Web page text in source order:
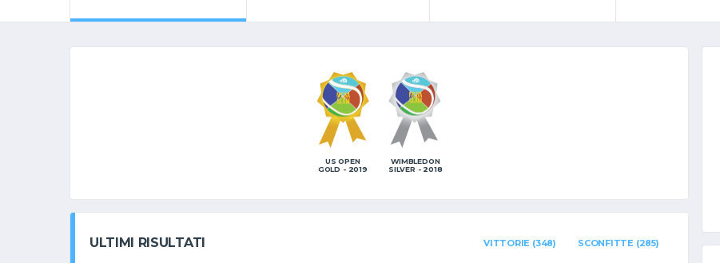
US OPEN
GOLD - 2019
WIMBLEDON
SILVER - 2018
ULTIMI RISULTATI VITTORIE (348) SCONFITTE (285)